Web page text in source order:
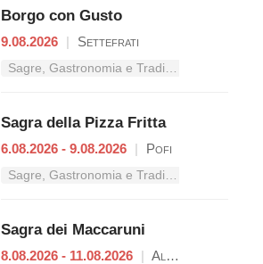
Borgo con Gusto
9.08.2026 | Settefrati
Sagra della Pizza Fritta
6.08.2026 - 9.08.2026 | Pofi
Sagra dei Maccaruni
8.08.2026 - 11.08.2026 | Alatri